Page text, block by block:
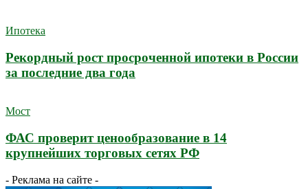
Ипотека
Рекордный рост просроченной ипотеки в России
за последние два года
Мост
ФАС проверит ценообразование в 14
крупнейших торговых сетях РФ
- Реклама на сайте -